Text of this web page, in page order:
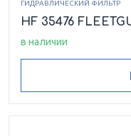
ГИДРАВЛИЧЕСКИЙ ФИЛЬТР
HF 35476
в наличии